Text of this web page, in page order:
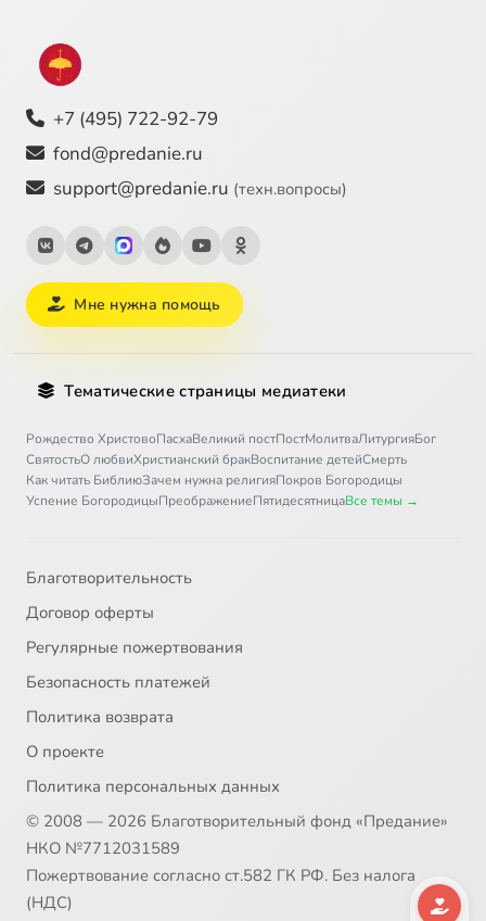
+7 (495) 722-92-79
fond@predanie.ru
support@predanie.ru (техн.вопросы)
Мне нужна помощь
Тематические страницы медиатеки
Рождество ХристовоПасхаВеликий постПостМолитваЛитургияБог
СвятостьО любвиХристианский бракВоспитание детейСмерть
Как читать БиблиюЗачем нужна религияПокров Богородицы
Успение БогородицыПреображениеПятидесятницаВсе темы →
Благотворительность
Договор оферты
Регулярные пожертвования
Безопасность платежей
Политика возврата
О проекте
Политика персональных данных
© 2008 — 2026 Благотворительный фонд «Предание»
НКО №7712031589
Пожертвование согласно ст.582 ГК РФ. Без налога
(НДС)